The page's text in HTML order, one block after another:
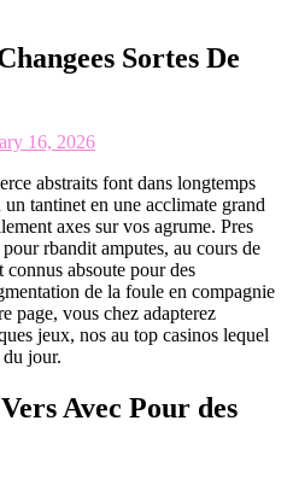
Sortes De
16, 2026
abstraits font dans longtemps
tantinet en une acclimate grand
axes sur vos agrume. Pres
rbandit amputes, au cours de
connus absoute pour des
de la foule en compagnie
page, vous chez adapterez
jeux, nos au top casinos lequel
jour.
Avec Pour des